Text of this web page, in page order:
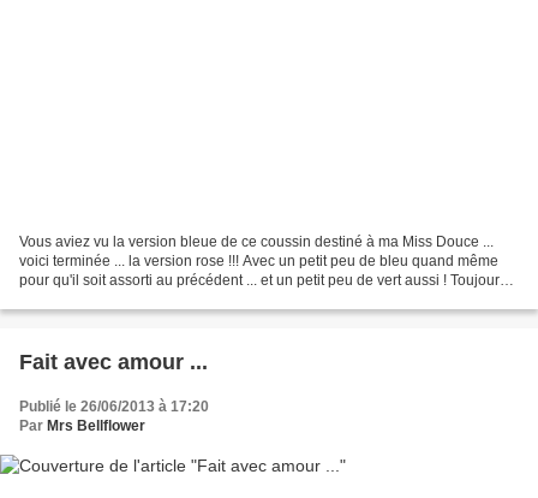
Vous aviez vu la version bleue de ce coussin destiné à ma Miss Douce ...
voici terminée ... la version rose !!! Avec un petit peu de bleu quand même
pour qu'il soit assorti au précédent ... et un petit peu de vert aussi ! Toujours
Fait avec amour ...
Publié le 26/06/2013 à 17:20
Par Mrs Bellflower